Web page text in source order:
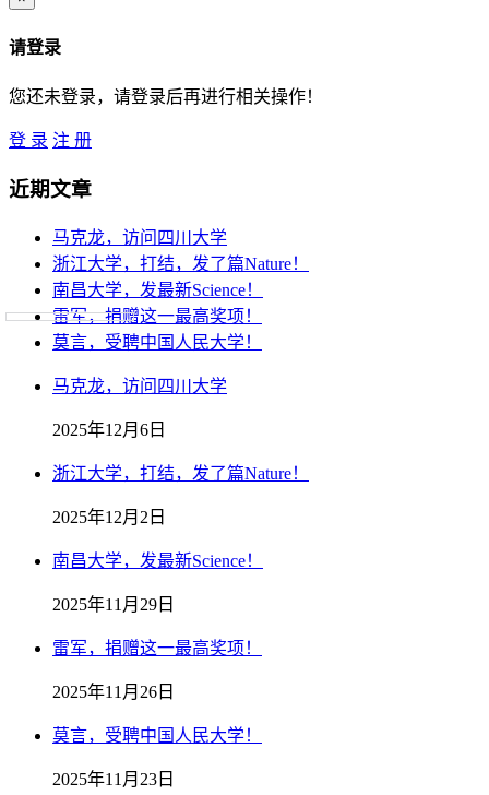
请登录
您还未登录，请登录后再进行相关操作！
登 录 注 册
近期文章
马克龙，访问四川大学
浙江大学，打结，发了篇Nature！
南昌大学，发最新Science！
雷军，捐赠这一最高奖项！
莫言，受聘中国人民大学！
马克龙，访问四川大学
2025年12月6日
浙江大学，打结，发了篇Nature！
2025年12月2日
南昌大学，发最新Science！
2025年11月29日
雷军，捐赠这一最高奖项！
2025年11月26日
莫言，受聘中国人民大学！
2025年11月23日